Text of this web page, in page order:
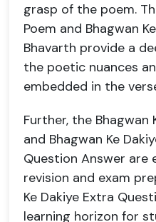
grasp of the poem.
Poem and Bhagwan
Bhavarth provide a
the poetic nuances
embedded in the
Further, the Bhagwan
and Bhagwan Ke
Question Answer are
revision and exam
Ke Dakiye Extra
learning horizon for